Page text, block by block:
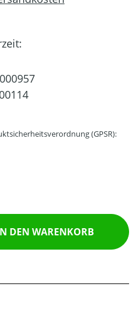
(GPSR):
gewünschten
DEN WARENKORB